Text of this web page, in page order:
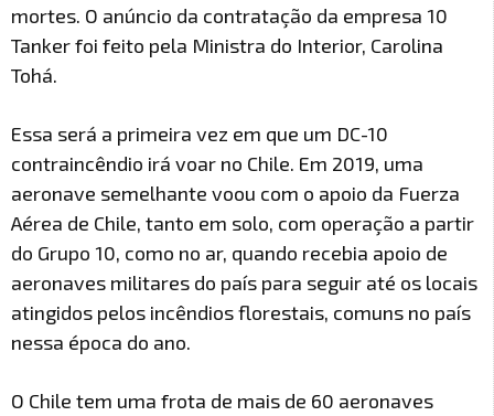
mortes. O anúncio da contratação da empresa 10
Tanker foi feito pela Ministra do Interior, Carolina
Tohá.
Essa será a primeira vez em que um DC-10
contraincêndio irá voar no Chile. Em 2019, uma
aeronave semelhante voou com o apoio da Fuerza
Aérea de Chile, tanto em solo, com operação a partir
do Grupo 10, como no ar, quando recebia apoio de
aeronaves militares do país para seguir até os locais
atingidos pelos incêndios florestais, comuns no país
nessa época do ano.
O Chile tem uma frota de mais de 60 aeronaves